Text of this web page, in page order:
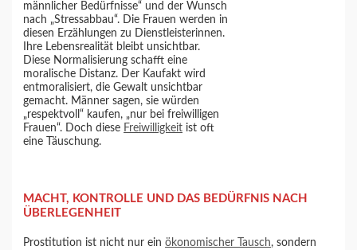
männlicher Bedürfnisse“ und der Wunsch
nach „Stressabbau“. Die Frauen werden in
diesen Erzählungen zu Dienstleisterinnen.
Ihre Lebensrealität bleibt unsichtbar.
Diese Normalisierung schafft eine
moralische Distanz. Der Kaufakt wird
entmoralisiert, die Gewalt unsichtbar
gemacht. Männer sagen, sie würden
„respektvoll“ kaufen, „nur bei freiwilligen
Frauen“. Doch diese Freiwilligkeit ist oft
eine Täuschung.
MACHT, KONTROLLE UND DAS BEDÜRFNIS NACH
ÜBERLEGENHEIT
Prostitution ist nicht nur einökonomischer Tausch, sondern